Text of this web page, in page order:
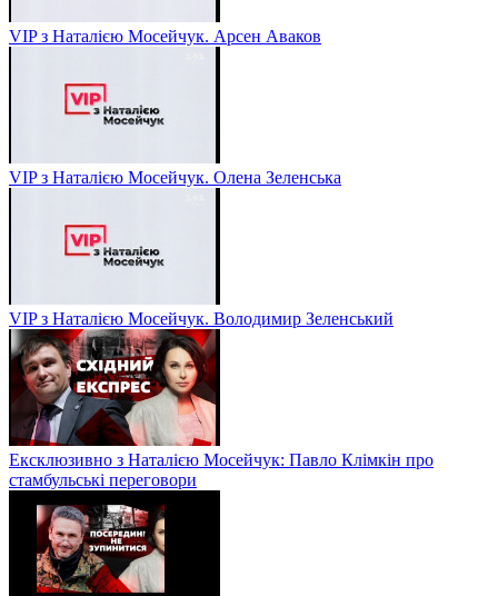
VIP з Наталією Мосейчук. Арсен Аваков
VIP з Наталією Мосейчук. Олена Зеленська
VIP з Наталією Мосейчук. Володимир Зеленський
Ексклюзивно з Наталією Мосейчук: Павло Клімкін про
стамбульські переговори